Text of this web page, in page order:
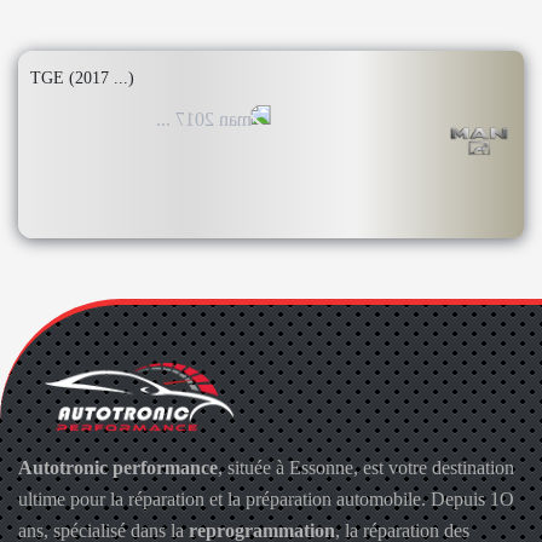
TGE (2017 ...)
Autotronic performance, située à Essonne, est votre destination
ultime pour la réparation et la préparation automobile. Depuis 1O
ans, spécialisé dans lareprogrammation, la réparation des